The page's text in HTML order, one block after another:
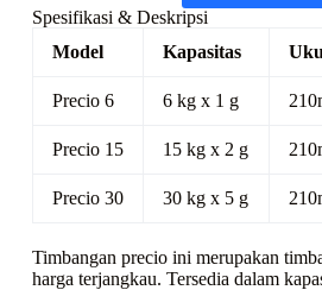
Spesifikasi & Deskripsi
Model
Kapasitas
Precio 6 6 kg x 1 g
Precio 15 15 kg x 2 g
Precio 30 30 kg x 5 g
Timbangan precio ini merupakan
harga terjangkau. Tersedia dalam